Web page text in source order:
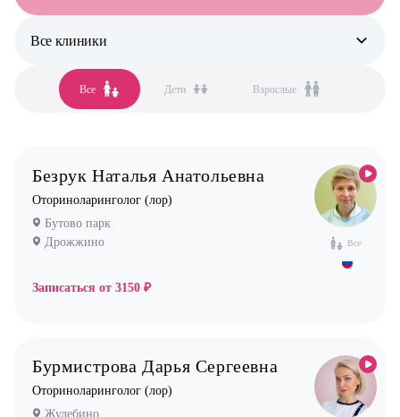
Все Дети Взрослые
Все специальности
Аллерголог-иммунолог
Анестезиолог
Дерматолог
Кардиолог детский
Логопед
Нефролог
Ортопед
Все клиники
Все клиники
Дрожжино
Жулебино
Коммунарка
Некрасовка
Все
Безрук Наталья Анатольевна
Оториноларинголог (лор)
Бутово парк
Дрожжино
Записаться от 3150 ₽
Бурмистрова Дарья Сергеевна
Оториноларинголог (лор)
Жулебино